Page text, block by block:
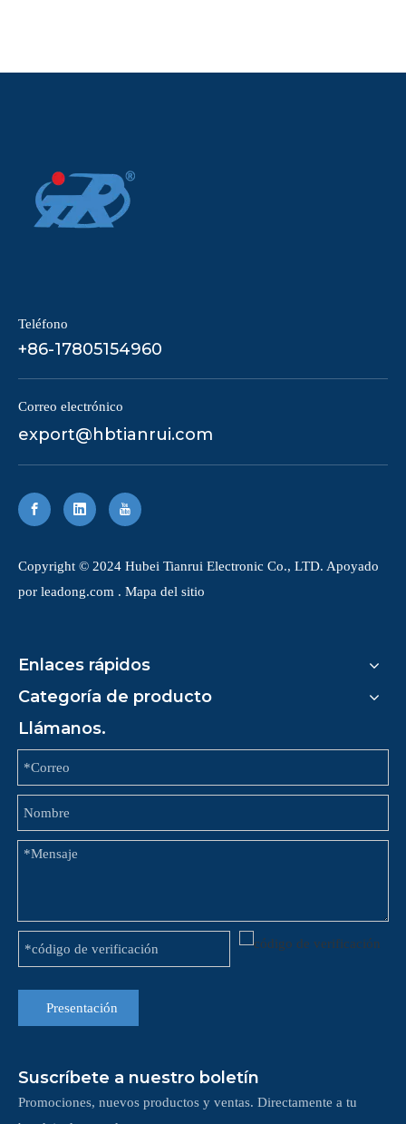
Teléfono
+86-17805154960
Correo electrónico
export@hbtianrui.com
Copyright © 2024 Hubei Tianrui Electronic Co., LTD. Apoyado
por leadong.com . Mapa del sitio
Enlaces rápidos
Categoría de producto
Llámanos.
Presentación
Suscríbete a nuestro boletín
Promociones, nuevos productos y ventas. Directamente a tu